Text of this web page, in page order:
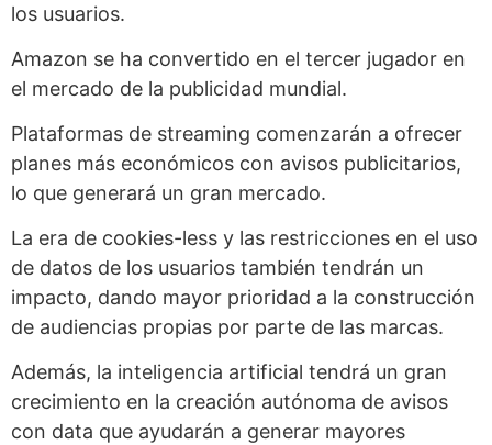
los usuarios.
Amazon se ha convertido en el tercer jugador en
el mercado de la publicidad mundial.
Plataformas de streaming comenzarán a ofrecer
planes más económicos con avisos publicitarios,
lo que generará un gran mercado.
La era de cookies-less y las restricciones en el uso
de datos de los usuarios también tendrán un
impacto, dando mayor prioridad a la construcción
de audiencias propias por parte de las marcas.
Además, la inteligencia artificial tendrá un gran
crecimiento en la creación autónoma de avisos
con data que ayudarán a generar mayores